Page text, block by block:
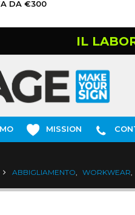
DA €300
IL
MISSION
ABBIGLIAMENTO, WORKWEAR,